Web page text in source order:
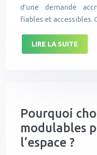
d’une demande
fiables et accessibles.
LIRE LA SUITE
Pourquoi
modulables
l’espace ?